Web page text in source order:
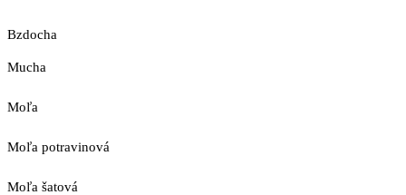
Bzdocha
Mucha
Moľa
Moľa potravinová
Moľa šatová